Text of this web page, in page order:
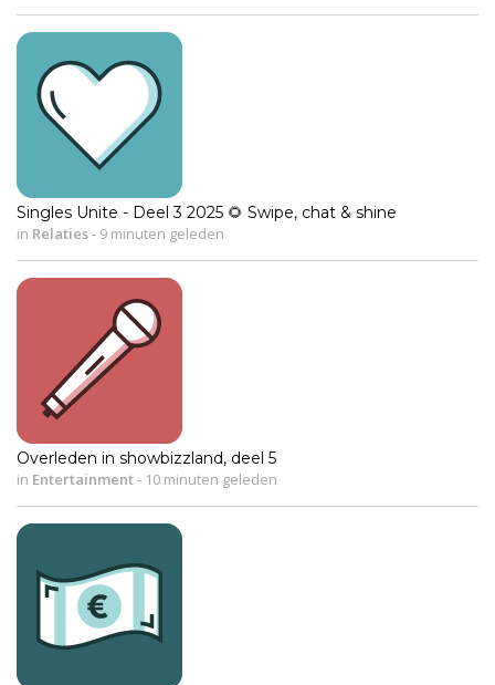
Singles Unite - Deel 3 2025 🌻 Swipe, chat & shine
in Relaties- 9 minuten geleden
Overleden in showbizzland, deel 5
in Entertainment- 10 minuten geleden